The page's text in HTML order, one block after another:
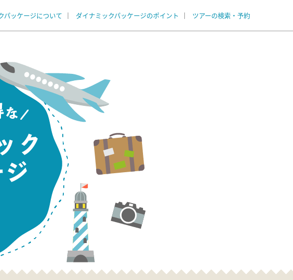
パッケージについて ダイナミックパッケージのポイント ツアーの検索・予約